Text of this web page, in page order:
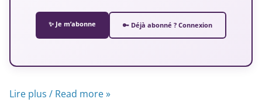
✨ Je m’abonne 🔑 Déjà abonné ? Connexion
Lire plus / Read more »